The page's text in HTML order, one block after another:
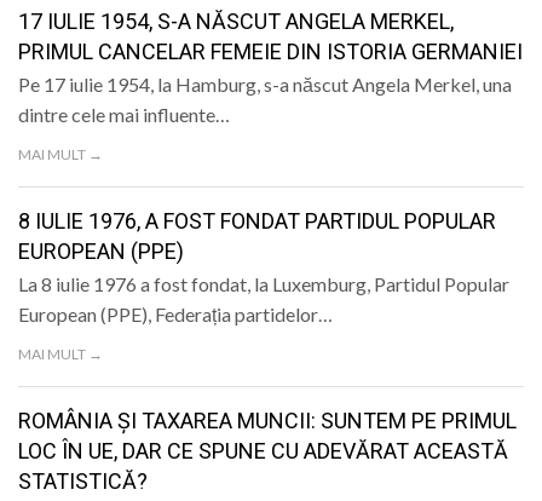
SANATATE
SPORT
SPECIAL
POLITIC
LIFE
17 IULIE 1954, S-A NĂSCUT ANGELA MERKEL,
PRIMUL CANCELAR FEMEIE DIN ISTORIA GERMANIEI
Pe 17 iulie 1954, la Hamburg, s-a născut Angela Merkel, una
dintre cele mai influente…
MAI MULT →
8 IULIE 1976, A FOST FONDAT PARTIDUL POPULAR
EUROPEAN (PPE)
La 8 iulie 1976 a fost fondat, la Luxemburg, Partidul Popular
European (PPE), Federația partidelor…
MAI MULT →
ROMÂNIA ȘI TAXAREA MUNCII: SUNTEM PE PRIMUL
LOC ÎN UE, DAR CE SPUNE CU ADEVĂRAT ACEASTĂ
STATISTICĂ?